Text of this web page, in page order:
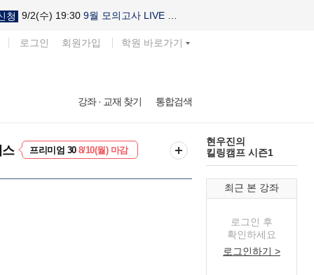
청 9/2(수) 19:30 9월 모의고사 LIVE 설명회
로그인 회원가입 학원 바로가기
강좌 · 교재 찾기 통합검색
프리미엄 30 8/10(월) 마감
현우진의
킬링캠프 시즌1
최근 본 강좌
로그인 후
확인하세요
로그인하기 >